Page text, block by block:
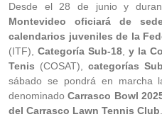
Desde el 28 de junio y
Montevideo oficiará de
calendarios juveniles de la
(ITF), Categoría Sub-18 y la
Tenis (COSAT), categorías
sábado se pondrá en marcha
denominadoCarrasco Bowl
del Carrasco Lawn Tennis Club